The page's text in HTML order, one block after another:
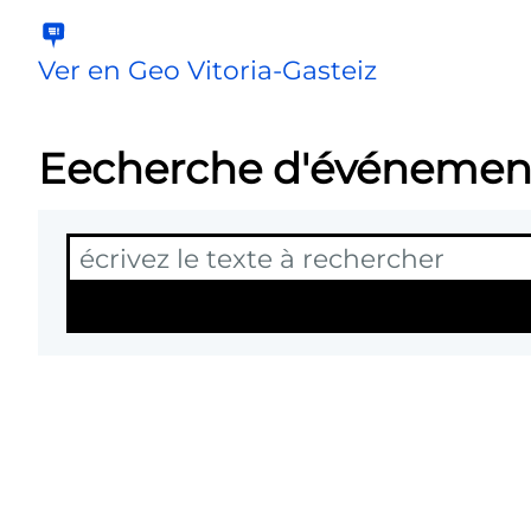
Ver en Geo Vitoria-Gasteiz
Eecherche
T